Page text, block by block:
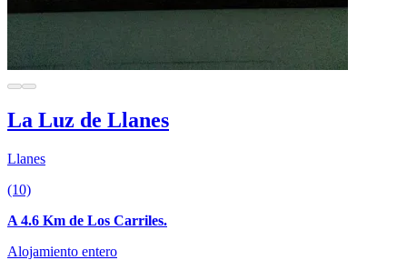
La Luz de Llanes
Llanes
(10)
A 4.6 Km de Los Carriles.
Alojamiento entero